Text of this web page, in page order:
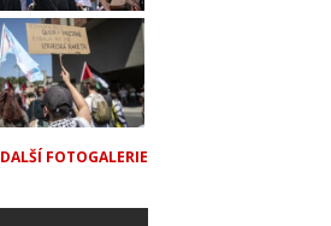
DALŠÍ FOTOGALERIE